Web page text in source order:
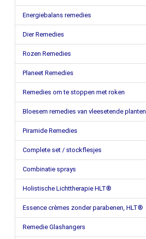
Energiebalans remedies
Dier Remedies
Rozen Remedies
Planeet Remedies
Remedies om te stoppen met roken
Bloesem remedies van vleesetende planten
Piramide Remedies
Complete set / stockflesjes
Combinatie sprays
Holistische Lichttherapie HLT®
Essence crèmes zonder parabenen, HLT®
Remedie Glashangers